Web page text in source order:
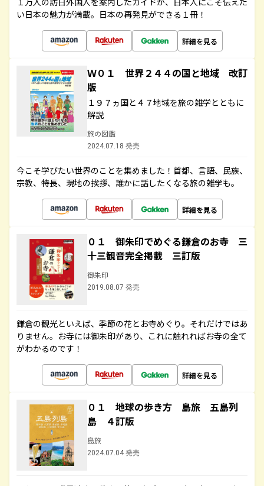
い日本の魅力が満載。日本の再発見ができる１冊！
詳細を見る
Ｗ０１ 世界２４４の国と地域 改訂
版
１９７ヵ国と４７地域を旅の雑学とともに
解説
旅の図鑑
2024.07.18 発売
今こそ学びたい世界のことを集めました！首都、言語、民族、
宗教、特長、現地の挨拶、誰かに話したくなる旅の雑学も。
詳細を見る
０１ 御朱印でめぐる鎌倉のお寺 三
十三観音完全掲載 三訂版
御朱印
2019.08.07 発売
鎌倉の観光といえば、季節の花とお寺めぐり。それだけではあ
りません。お寺には御朱印があり、これに触れればお寺の全て
がわかるのです！
詳細を見る
０１ 地球の歩き方 島旅 五島列
島 ４訂版
島旅
2024.07.04 発売